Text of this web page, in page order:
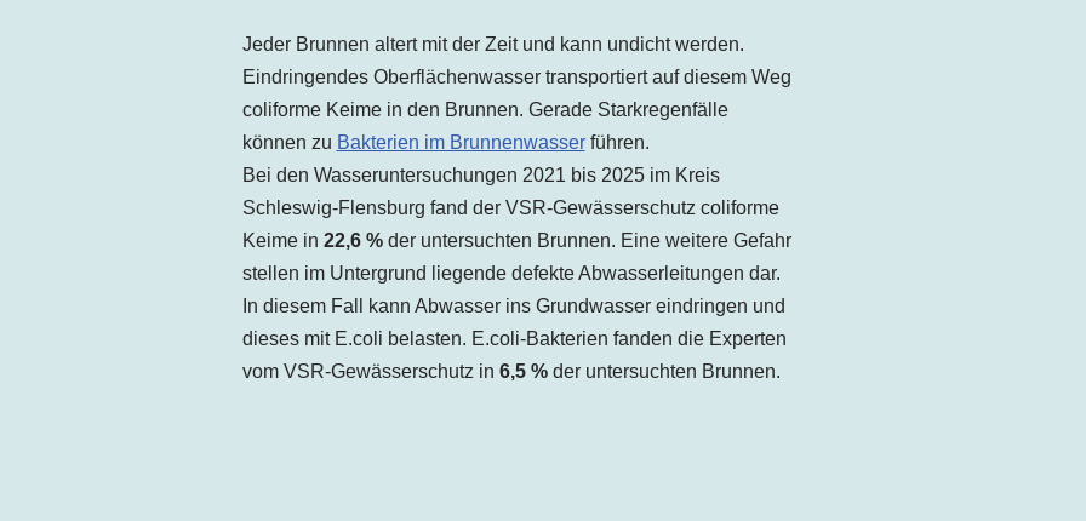
Jeder Brunnen altert mit der Zeit und kann undicht werden.
Eindringendes Oberflächenwasser transportiert auf diesem Weg
coliforme Keime in den Brunnen. Gerade Starkregenfälle
können zu Bakterien im Brunnenwasserführen.
Bei den Wasseruntersuchungen 2021 bis 2025 im Kreis
Schleswig-Flensburg fand der VSR-Gewässerschutz coliforme
Keime in 22,6 %der untersuchten Brunnen. Eine weitere Gefahr
stellen im Untergrund liegende defekte Abwasserleitungen dar.
In diesem Fall kann Abwasser ins Grundwasser eindringen und
dieses mit E.coli belasten. E.coli-Bakterien fanden die Experten
vom VSR-Gewässerschutz in 6,5 %der untersuchten Brunnen.